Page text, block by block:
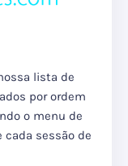
lista de
por ordem
o menu de
sessão de